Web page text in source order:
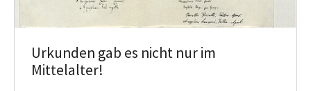
Urkunden gab es nicht nur im
Mittelalter!